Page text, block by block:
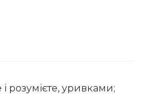
розумієте, уривками;